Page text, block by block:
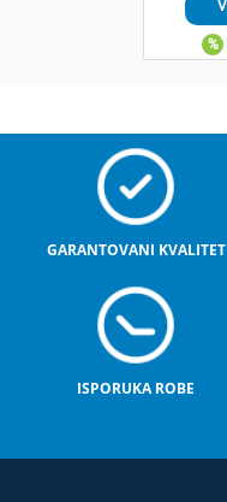
GARANTOVANI KVALITET
ISPORUKA ROBE